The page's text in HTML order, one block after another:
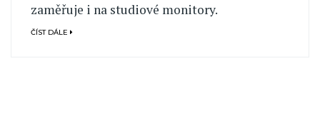
zaměřuje i na studiové monitory.
ČÍST DÁLE